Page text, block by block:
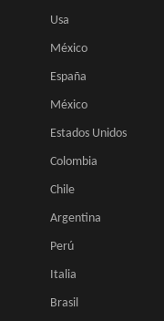
Usa
México
España
México
Estados Unidos
Colombia
Chile
Argentina
Perú
Italia
Brasil